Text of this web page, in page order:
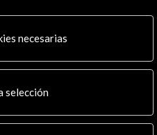
necesarias
selección